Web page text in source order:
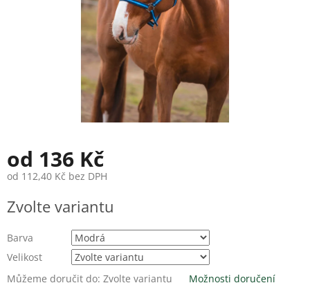
od 136 Kč
od 112,40 Kč bez DPH
cena:
Zvolte variantu
Barva
Velikost
Můžeme doručit do: Zvolte variantu Možnosti doručení